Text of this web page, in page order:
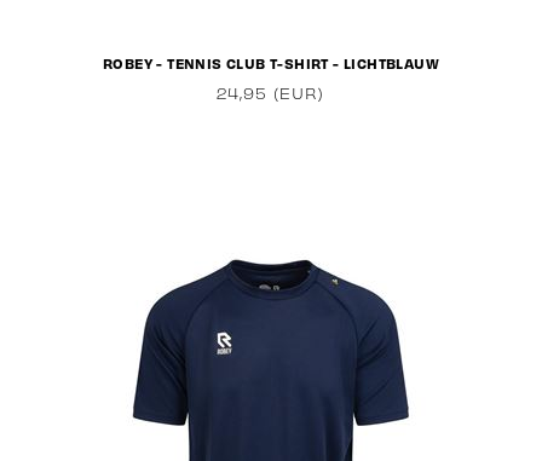
ROBEY - TENNIS CLUB T-SHIRT - LICHTBLAUW
24,95 (EUR)